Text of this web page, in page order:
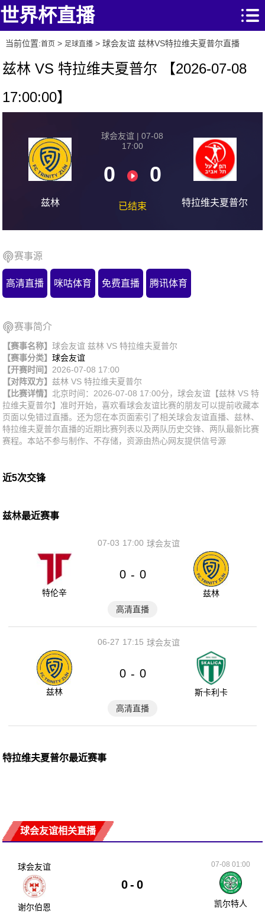
世界杯直播
当前位置:首页> 足球直播> 球会友谊 兹林VS特拉维夫夏普尔直播
兹林 VS 特拉维夫夏普尔 【2026-07-08
17:00:00】
兹林
球会友谊 | 07-08
17:00
0 0
已结束 特拉维夫夏普尔
赛事源
高清直播 咪咕体育 免费直播 腾讯体育
赛事简介
【赛事名称】球会友谊 兹林 VS 特拉维夫夏普尔
【赛事分类】球会友谊
【开赛时间】 2026-07-08 17:00
【对阵双方】 兹林 VS特拉维夫夏普尔
【比赛详情】 北京时间：2026-07-08 17:00分，球会友谊【兹林 VS 特
拉维夫夏普尔】准时开始，喜欢看球会友谊比赛的朋友可以提前收藏本
页面以免错过直播。还为您在本页面索引了相关球会友谊直播、兹林、
特拉维夫夏普尔直播的近期比赛列表以及两队历史交锋、两队最新比赛
赛程。本站不参与制作、不存储，资源由热心网友提供信号源
近5次交锋
兹林最近赛事
17:00
07-03 球会友谊
特伦辛
0 - 0
兹林
高清直播
17:15
06-27 球会友谊
兹林
0 - 0
斯卡利卡
高清直播
特拉维夫夏普尔最近赛事
球会友谊相关直播
球会友谊
谢尔伯恩
0 - 0
07-08 01:00
凯尔特人